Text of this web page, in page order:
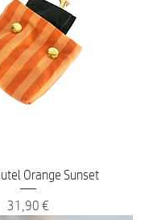
Orange Sunset
Preis
31,90 €